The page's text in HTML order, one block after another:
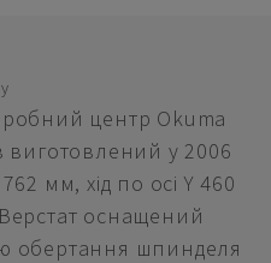
центр Okuma
виготовлений у 2006
мм, хід по осі Y 460
оснащений
обертання шпинделя